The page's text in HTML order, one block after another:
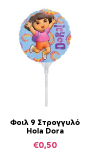
g
h
Φοιλ 9 Στρογγυλό
Hola Dora
€0,50